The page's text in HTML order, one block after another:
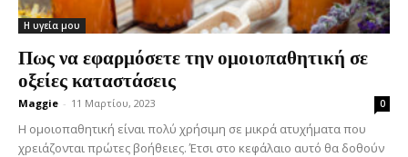
Η υγεία μου
Πως να εφαρμόσετε την ομοιοπαθητική σε
οξείες καταστάσεις
Maggie - 11 Μαρτίου, 2023 0
Η ομοιοπαθητική είναι πολύ χρήσιμη σε μικρά ατυχήματα που
χρειάζονται πρώτες βοήθειες. Έτσι στο κεφάλαιο αυτό θα δοθούν